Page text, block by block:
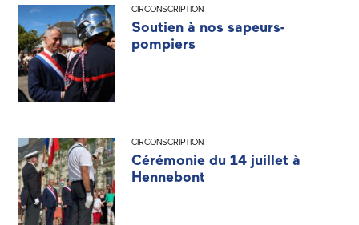
CIRCONSCRIPTION
Soutien à nos sapeurs-
pompiers
CIRCONSCRIPTION
Cérémonie du 14 juillet à
Hennebont